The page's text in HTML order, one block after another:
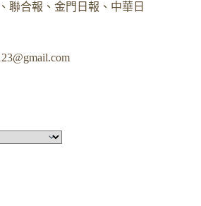
聯合報、金門日報、中華日